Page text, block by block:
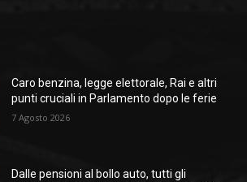
Caro benzina, legge elettorale, Rai e altri
punti cruciali in Parlamento dopo le ferie
7 Agosto 2026
Dalle pensioni al bollo auto, tutti gli